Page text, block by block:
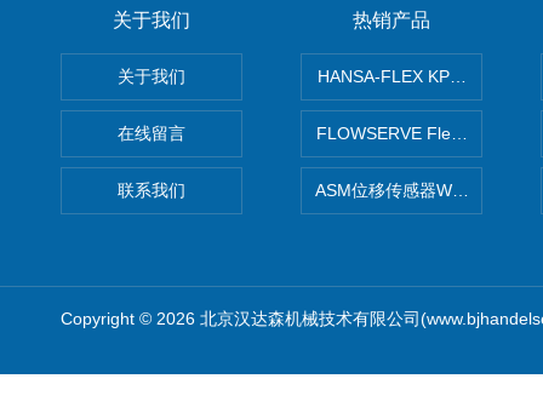
关于我们
关于我们
在线留言
联系我们
热销产品
HANSA-FLEX KP100P紧凑
FLOWSERVE Flex Wedge闸
ASM位移传感器WS10-750
Copyright © 2026 北京汉达森机械技术有限公司